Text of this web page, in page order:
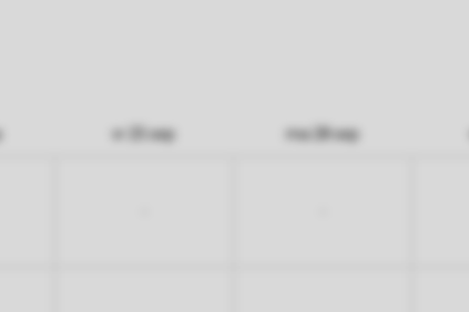
vr 25 sep ma 28 sep